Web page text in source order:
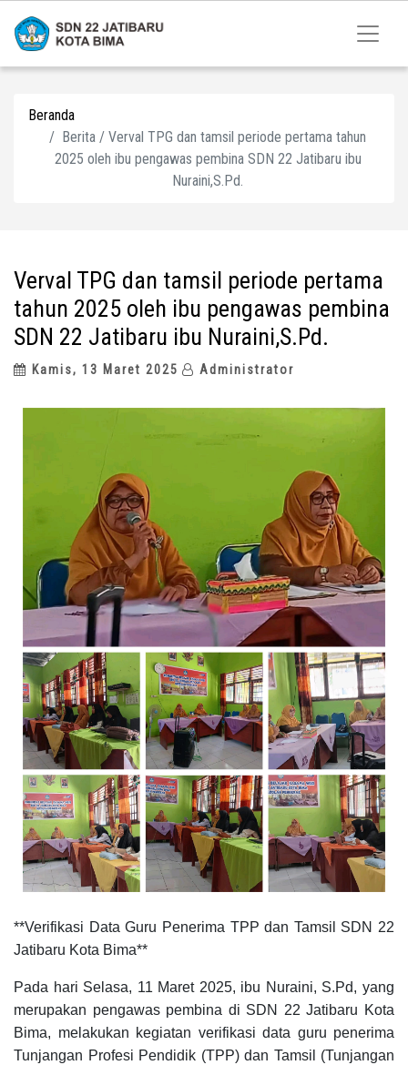
Beranda
Berita / Verval TPG dan tamsil periode pertama tahun
2025 oleh ibu pengawas pembina SDN 22 Jatibaru ibu
Nuraini,S.Pd.
Verval TPG dan tamsil periode pertama
tahun 2025 oleh ibu pengawas pembina
SDN 22 Jatibaru ibu Nuraini,S.Pd.
Kamis, 13 Maret 2025 Administrator
**Verifikasi Data Guru Penerima TPP dan Tamsil SDN 22
Jatibaru Kota Bima**
Pada hari Selasa, 11 Maret 2025, ibu Nuraini, S.Pd, yang
merupakan pengawas pembina di SDN 22 Jatibaru Kota
Bima, melakukan kegiatan verifikasi data guru penerima
Tunjangan Profesi Pendidik (TPP) dan Tamsil (Tunjangan